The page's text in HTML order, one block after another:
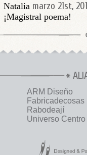
Natalia marzo 21st,
¡Magistral poema!
ARM Diseño
Fabricadecosas
Rabodeají
Universo Centro